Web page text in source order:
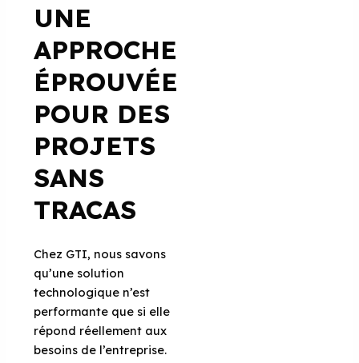
UNE
APPROCHE
ÉPROUVÉE
POUR DES
PROJETS
SANS
TRACAS
Chez GTI, nous savons
qu’une solution
technologique n’est
performante que si elle
répond réellement aux
besoins de l’entreprise.